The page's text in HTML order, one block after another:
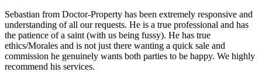
Sebastian from Doctor-Property has been extremely responsive and
understanding of all our requests. He is a true professional and has
the patience of a saint (with us being fussy). He has true
ethics/Morales and is not just there wanting a quick sale and
commission he genuinely wants both parties to be happy. We highly
recommend his services.